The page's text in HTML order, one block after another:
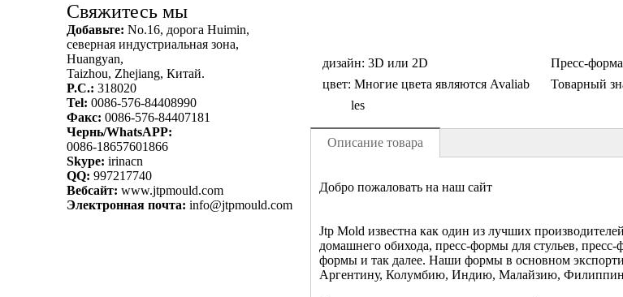
Свяжитесь мы
Добавьте: No.16, дорога Huimin,
северная индустриальная зона,
Huangyan,
Taizhou, Zhejiang, Китай.
P.C.: 318020
Tel: 0086-576-84408990
Факс: 0086-576-84407181
Чернь/WhatsAPP:
0086-18657601866
Skype: irinacn
QQ: 997217740
Вебсайт: www.jtpmould.com
Электронная почта: info@jtpmould.com
дизайн: 3D или 2D Пресс-
цвет: Многие цвета являются Avaliab
les
Товарный
Описание товара
Добро пожаловать на наш сайт
Jtp Mold известна как один из лучших
домашнего обихода, пресс-формы для стульев,
формы и так далее. Наши формы в основном
Аргентину, Колумбию, Индию, Малайзию,